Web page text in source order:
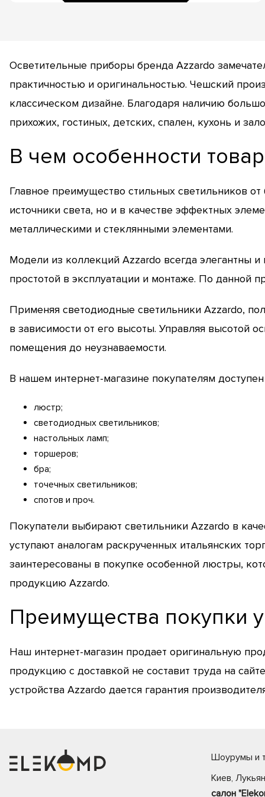
Осветительные приборы бренда Azzardo
практичностью и оригинальностью. Чешский
классическом дизайне. Благодаря наличию
прихожих, гостиных, детских, спален, кухонь и
В чем особенности
Главное преимущество стильных светильников
источники света, но и в качестве эффектных
металлическими и стеклянными элементами.
Модели из коллекций Azzardo всегда элегантны
простотой в эксплуатации и монтаже. По данной
Применяя светодиодные светильники Azzardo,
в зависимости от его высоты. Управляя высотой
помещения до неузнаваемости.
В нашем интернет-магазине покупателям
люстр;
светодиодных светильников;
настольных ламп;
торшеров;
бра;
точечных светильников;
спотов и проч.
Покупатели выбирают светильники Azzardo в
уступают аналогам раскрученных итальянских
заинтересованы в покупке особенной люстры,
продукцию Azzardo.
Преимущества покупки
Наш интернет-магазин продает оригинальную
продукцию с доставкой не составит труда на
устройства Azzardo дается гарантия
Шоурумы и
Киев,
салон